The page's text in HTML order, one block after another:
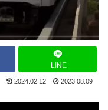
LINE
2024.02.12 2023.08.09